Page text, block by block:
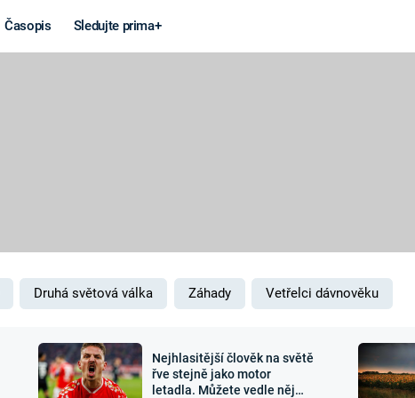
Časopis Sledujte prima+
MARS
Záhady a
Zajímavosti
Druhá světová válka Záhady Vetřelci dávnověku
Nejhlasitější člověk na světě
řve stejně jako motor
letadla. Můžete vedle něj